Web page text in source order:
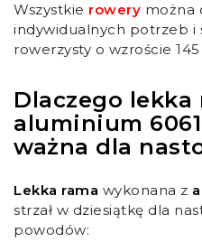
Wszystkie rowery można
indywidualnych potrzeb i
rowerzysty o wzroście
Dlaczego lekka
aluminium
ważna dla
Lekka rama wykonana z
strzał w dziesiątkę dla
powodów: